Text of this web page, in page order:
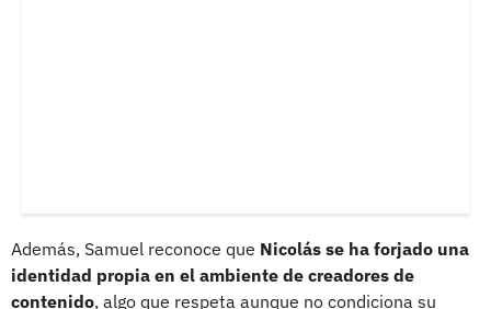
Además, Samuel reconoce que Nicolás se ha forjado una
identidad propia en el ambiente de creadores de
contenido, algo que respeta aunque no condiciona su